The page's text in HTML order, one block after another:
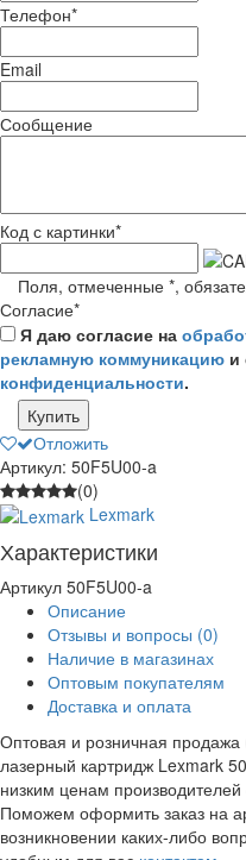
Телефон*
Email
Сообщение
Код с картинки*
Поля, отмеченные *,
Согласие*
Я даю согласие на
рекламную коммуникацию и
конфиденциальности.
Купить
Отложить
Артикул: 50F5U00-a
(0)
Lexmark
Характеристики
Артикул 50F5U00-a
Описание
Отзывы и вопросы (0)
Наличие в магазинах
Оптовым покупателям
Доставка и оплата
Оптовая и розничная
лазерный картридж Lexmark
низким ценам
Поможем оформить заказ на
возникновении каких-либо